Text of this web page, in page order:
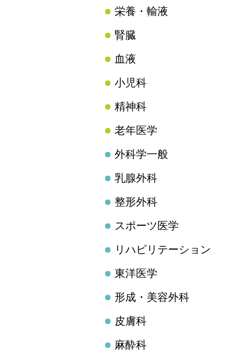
栄養・輸液
腎臓
血液
小児科
精神科
老年医学
外科学一般
乳腺外科
整形外科
スポーツ医学
リハビリテーション
東洋医学
形成・美容外科
皮膚科
麻酔科